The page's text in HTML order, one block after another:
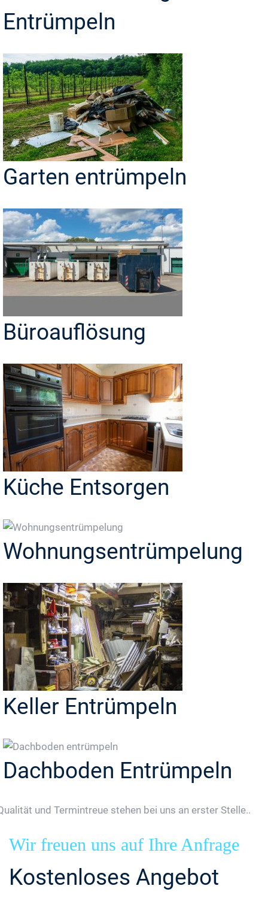
Entrümpeln
Garten entrümpeln
Büroauflösung
Küche Entsorgen
Wohnungsentrümpelung
Keller Entrümpeln
Dachboden Entrümpeln
und Termintreue stehen bei uns an erster Stelle..
Wir freuen uns auf Ihre Anfrage
Kostenloses Angebot